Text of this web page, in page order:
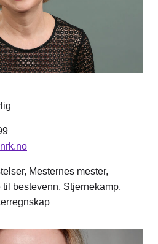
Mesternes mester,
bestevenn, Stjernekamp,